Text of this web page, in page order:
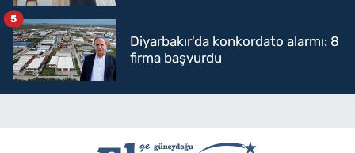
Diyarbakır'da konkordato alarmı: 8
firma başvurdu
5